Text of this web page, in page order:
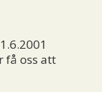
få oss att